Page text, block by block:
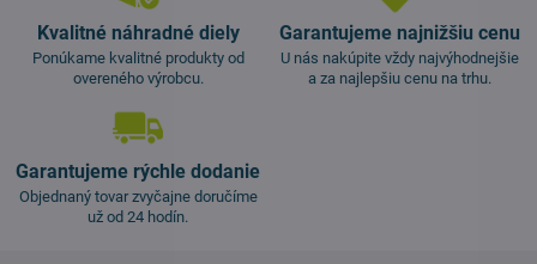
Kvalitné náhradné diely
Ponúkame kvalitné produkty od
overeného výrobcu.
Garantujeme najnižšiu cenu
U nás nakúpite vždy najvýhodnejšie
a za najlepšiu cenu na trhu.
Garantujeme rýchle dodanie
Objednaný tovar zvyčajne doručíme
už od 24 hodín.